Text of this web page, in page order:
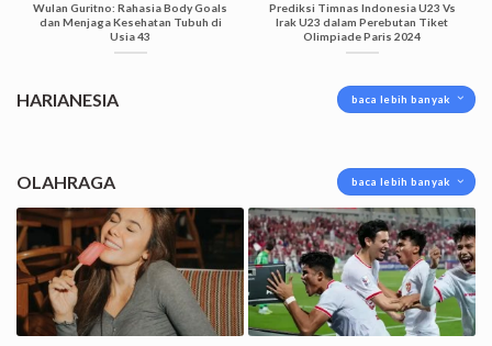
Wulan Guritno: Rahasia Body Goals
dan Menjaga Kesehatan Tubuh di
Usia 43
Prediksi Timnas Indonesia U23 Vs
Irak U23 dalam Perebutan Tiket
Olimpiade Paris 2024
HARIANESIA baca lebih banyak
OLAHRAGA baca lebih banyak